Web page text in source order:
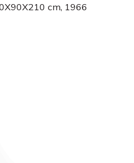
cm, 1966